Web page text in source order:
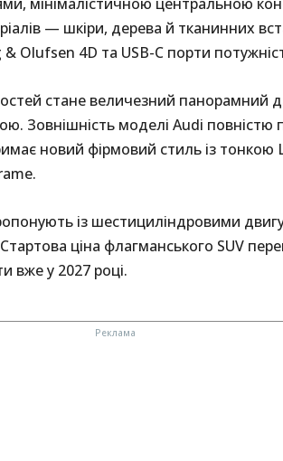
— шкіри, дерева й тканинних
& Olufsen 4D та USB-C порти
стане величезний панорамний
Зовнішність моделі Audi
новий фірмовий стиль із тонкою
із шестициліндровими
ціна флагманського SUV
вже у 2027 році.